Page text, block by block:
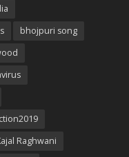
bhojpuri song
Raghwani